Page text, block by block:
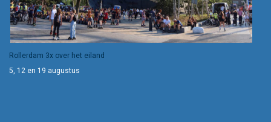
Rollerdam 3x over het eiland
5, 12 en 19 augustus